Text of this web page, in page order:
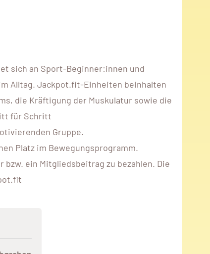
sich an Sport-Beginner:innen und
Alltag. Jackpot.fit-Einheiten beinhalten
die Kräftigung der Muskulatur sowie die
für Schritt
Gruppe.
Platz im Bewegungsprogramm.
ein Mitgliedsbeitrag zu bezahlen. Die